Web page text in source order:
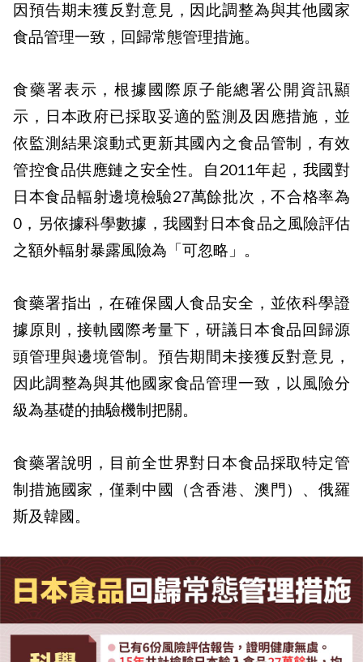
因預告期未獲反對意見，因此調整為與其他國家
食品管理一致，回歸常態管理措施。
食藥署表示，根據國際原子能總署公開資訊顯
示，日本政府已採取妥適的監測及因應措施，並
依監測結果滾動式更新其國內之食品管制，有效
管控食品供應鏈之安全性。自2011年起，我國對
日本食品輻射邊境檢驗27萬餘批次，不合格率為
0，另依據科學數據，我國對日本食品之風險評估
之額外輻射暴露風險為「可忽略」。
食藥署指出，在確保國人食品安全，並依科學證
據原則，接軌國際考量下，研議日本食品回歸源
頭管理與邊境管制。預告期間未接獲反對意見，
因此調整為與其他國家食品管理一致，以風險分
級為基礎的抽驗機制把關。
食藥署說明，目前全世界對日本食品採取特定管
制措施國家，僅剩中國（含香港、澳門）、俄羅
斯及韓國。